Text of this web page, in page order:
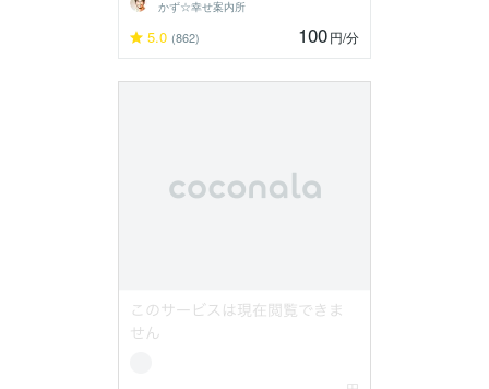
かず☆幸せ案内所
5.0 (862) 100円/分